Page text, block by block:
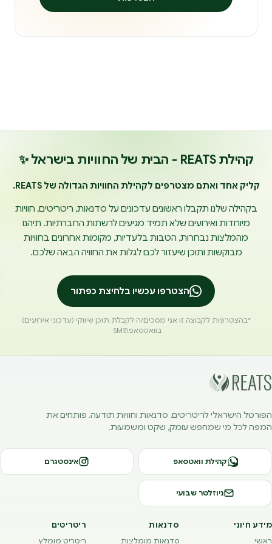
קהילת REATS - הבית של החוויות בישראל ✨
קליק אחד ואתם מצטרפים לקהילת החוויות הגדולה של REATS.
בקהילה שלנו תקבלו ראשונים עדכונים על סדנאות, ריטריטים, חוויות
מיוחדות ואירועים שלא תמיד מגיעים לרשתות החברתיות. תיהנו
מהמלצות נבחרות, הטבות בלעדיות, מקומות אחרונים בחוויות
מבוקשות ותוכן שיעזור לכם לגלות את החוויה הבאה שלכם.
הצטרפו עכשיו בלחיצת כפתור
*בהצטרפות לקבוצה זו אני מסכים/ה לקבלת תוכן שיווקי (עדכוני אירועים)
בוואטסאפ\SMS.
הפורטל הישראלי לריטריטים, סדנאות וחוויות תודעה. פותחים את
המפה לכל מי שמחפש עומק, שקט ומשמעות.
קהילת וואטסאפ אינסטגרם
ניוזלטר שבועי
מידע חיוני
ראשי
סדנאות
סדנאות מומלצות
ריטריטים
ריטריט מומלץ